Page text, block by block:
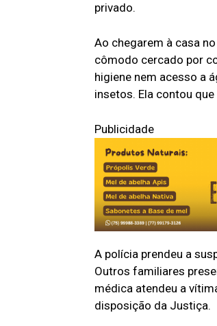
privado.
Ao chegarem à casa
cômodo cercado por
higiene nem acesso a
insetos. Ela contou
Publicidade
A polícia prendeu a
Outros familiares
médica atendeu a
disposição da Justiça.